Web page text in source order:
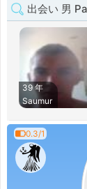
出会い 男
39 年
Saumur
0.3/1